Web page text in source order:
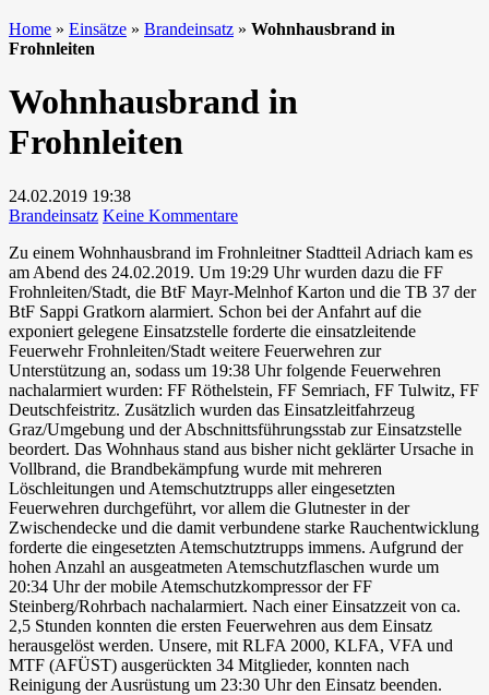
Home » Einsätze » Brandeinsatz » Wohnhausbrand in
Frohnleiten
Wohnhausbrand in
Frohnleiten
24.02.2019 19:38
Brandeinsatz Keine Kommentarezu
in
Frohnleiten
Zu einem Wohnhausbrand im Frohnleitner Stadtteil Adriach kam es
am Abend des 24.02.2019. Um 19:29 Uhr wurden dazu die FF
Frohnleiten/Stadt, die BtF Mayr-Melnhof Karton und die TB 37 der
BtF Sappi Gratkorn alarmiert. Schon bei der Anfahrt auf die
exponiert gelegene Einsatzstelle forderte die einsatzleitende
Feuerwehr Frohnleiten/Stadt weitere Feuerwehren zur
Unterstützung an, sodass um 19:38 Uhr folgende Feuerwehren
nachalarmiert wurden: FF Röthelstein, FF Semriach, FF Tulwitz, FF
Deutschfeistritz. Zusätzlich wurden das Einsatzleitfahrzeug
Graz/Umgebung und der Abschnittsführungsstab zur Einsatzstelle
beordert. Das Wohnhaus stand aus bisher nicht geklärter Ursache in
Vollbrand, die Brandbekämpfung wurde mit mehreren
Löschleitungen und Atemschutztrupps aller eingesetzten
Feuerwehren durchgeführt, vor allem die Glutnester in der
Zwischendecke und die damit verbundene starke Rauchentwicklung
forderte die eingesetzten Atemschutztrupps immens. Aufgrund der
hohen Anzahl an ausgeatmeten Atemschutzflaschen wurde um
20:34 Uhr der mobile Atemschutzkompressor der FF
Steinberg/Rohrbach nachalarmiert. Nach einer Einsatzzeit von ca.
2,5 Stunden konnten die ersten Feuerwehren aus dem Einsatz
herausgelöst werden. Unsere, mit RLFA 2000, KLFA, VFA und
MTF (AFÜST) ausgerückten 34 Mitglieder, konnten nach
Reinigung der Ausrüstung um 23:30 Uhr den Einsatz beenden.